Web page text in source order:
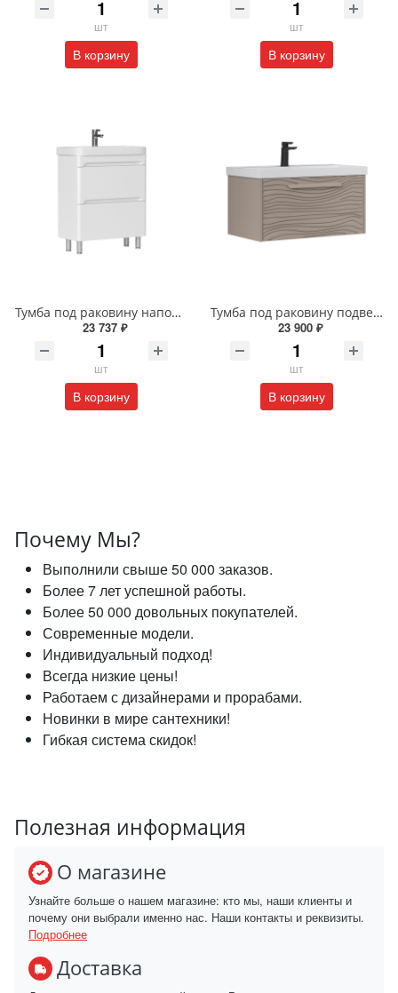
шт
В корзину
шт
В корзину
Тумба под раковину напольная EQUIL Найс 60 см tnNICE60.2Y-05 белая
23 737 ₽
шт
В корзину
Тумба под раковину подвесная EQUIL Глеам 80.1Я/Gleam 80.1Y амарок/дуб вотан tpGLEAM80.1Y-25
23 900 ₽
шт
В корзину
Почему Мы?
Выполнили свыше 50 000 заказов.
Более 7 лет успешной работы.
Более 50 000 довольных покупателей.
Современные модели.
Индивидуальный подход!
Всегда низкие цены!
Работаем с дизайнерами и прорабами.
Новинки в мире сантехники!
Гибкая система скидок!
Полезная информация
О магазине
Узнайте больше о нашем магазине: кто мы, наши клиенты и
почему они выбрали именно нас. Наши контакты и реквизиты.
Подробнее
Доставка